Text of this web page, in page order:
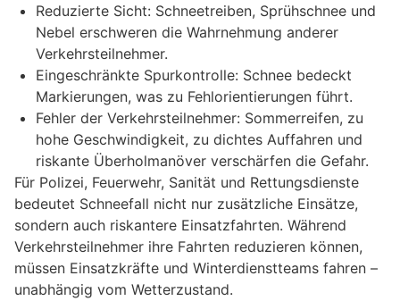
Reduzierte Sicht: Schneetreiben, Sprühschnee und
Nebel erschweren die Wahrnehmung anderer
Verkehrsteilnehmer.
Eingeschränkte Spurkontrolle: Schnee bedeckt
Markierungen, was zu Fehlorientierungen führt.
Fehler der Verkehrsteilnehmer: Sommerreifen, zu
hohe Geschwindigkeit, zu dichtes Auffahren und
riskante Überholmanöver verschärfen die Gefahr.
Für Polizei, Feuerwehr, Sanität und Rettungsdienste
bedeutet Schneefall nicht nur zusätzliche Einsätze,
sondern auch riskantere Einsatzfahrten. Während
Verkehrsteilnehmer ihre Fahrten reduzieren können,
müssen Einsatzkräfte und Winterdienstteams fahren –
unabhängig vom Wetterzustand.